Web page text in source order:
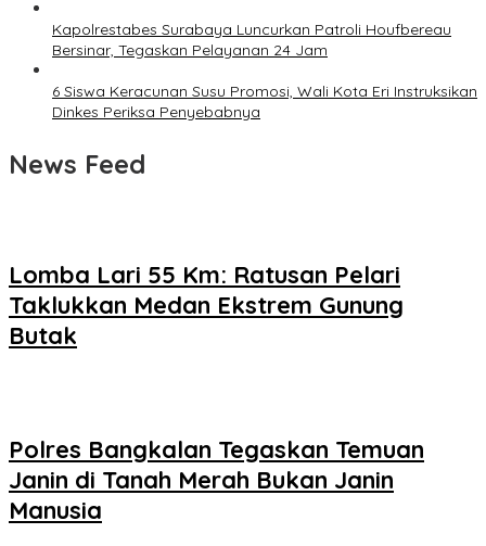
Kapolrestabes Surabaya Luncurkan Patroli Houfbereau
Bersinar, Tegaskan Pelayanan 24 Jam
6 Siswa Keracunan Susu Promosi, Wali Kota Eri Instruksikan
Dinkes Periksa Penyebabnya
News Feed
Lomba Lari 55 Km: Ratusan Pelari
Taklukkan Medan Ekstrem Gunung
Butak
Polres Bangkalan Tegaskan Temuan
Janin di Tanah Merah Bukan Janin
Manusia